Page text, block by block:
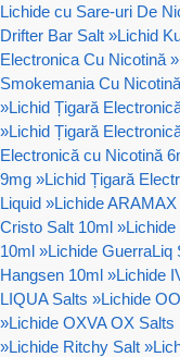
Lichide cu Sare-uri De
Drifter Bar Salt »Lichid
Electronica Cu Nicotină »
Smokemania Cu Nicotină
»Lichid Țigară
»Lichid Țigară
Electronică cu Nicotină
9mg »Lichid Țigară
Liquid »Lichide ARAMAX
Cristo Salt 10ml »
10ml »Lichide GuerraLiq
Hangsen 10ml »Lichide
LIQUA Salts »Lichide
»Lichide OXVA OX Salts
»Lichide Ritchy Salt »